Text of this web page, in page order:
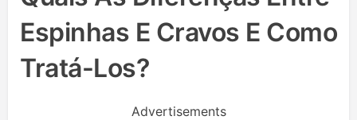
Espinhas E Cravos E Como
Tratá-Los?
Advertisements